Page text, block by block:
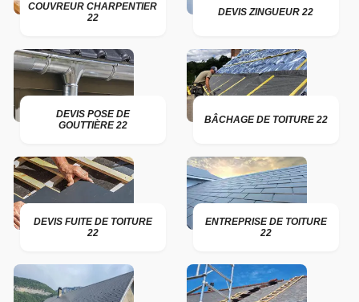
COUVREUR CHARPENTIER
22
DEVIS ZINGUEUR 22
DEVIS POSE DE
GOUTTIÈRE 22
BÂCHAGE DE TOITURE 22
DEVIS FUITE DE TOITURE
22
ENTREPRISE DE TOITURE
22